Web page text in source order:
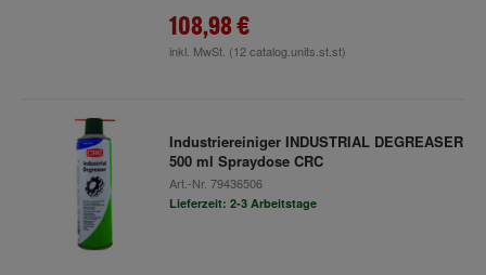
108,98 €
inkl. MwSt. (12 catalog.units.st.st)
Industriereiniger INDUSTRIAL DEGREASER
500 ml Spraydose CRC
Art.-Nr. 79436506
Lieferzeit: 2-3 Arbeitstage